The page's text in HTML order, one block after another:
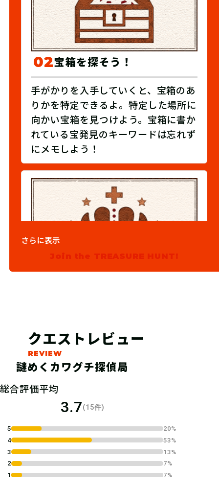
02宝箱を探そう！
手がかりを入手していくと、宝箱のあ
りかを特定できるよ。特定した場所に
向かい宝箱を見つけよう。宝箱に書か
れている宝発見のキーワードは忘れず
にメモしよう！
【宝発見のキーワード】を報告しよ
う！【宝発見のキーワード】が正しけ
ればアンケートに回答して豪華賞品が
当たる抽選に応募できるよ！
さらに表示
Join the TREASURE HUNT!
クエストレビュー
謎めくカワグチ探偵局
総合評価平均
3.7(15件)
5
20%
4
53%
3
13%
2
7%
1
7%